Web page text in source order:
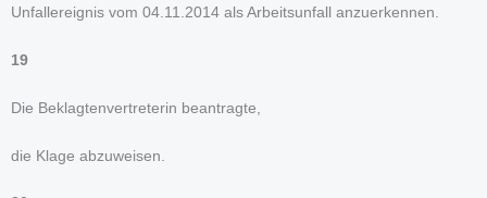
Unfallereignis vom 04.11.2014 als Arbeitsunfall anzuerkennen.
19
Die Beklagtenvertreterin beantragte,
die Klage abzuweisen.